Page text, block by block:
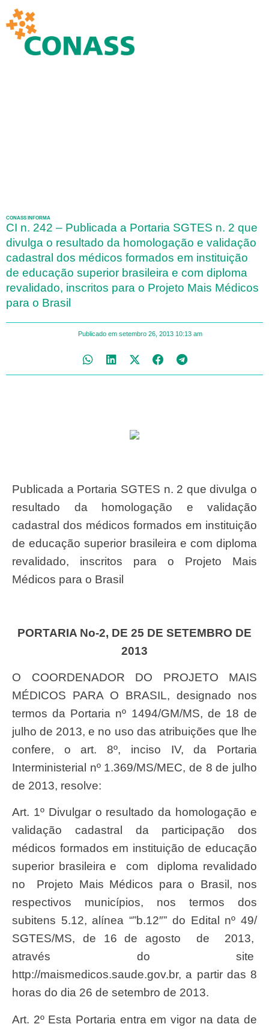
CONASS INFORMA
CI n. 242 – Publicada a Portaria SGTES n. 2 que
divulga o resultado da homologação e validação
cadastral dos médicos formados em instituição
de educação superior brasileira e com diploma
revalidado, inscritos para o Projeto Mais Médicos
para o Brasil
Publicado em setembro 26, 2013 10:13 am
Publicada a Portaria SGTES n. 2 que divulga o
resultado da homologação e validação
cadastral dos médicos formados em instituição
de educação superior brasileira e com diploma
revalidado, inscritos para o Projeto Mais
Médicos para o Brasil
PORTARIA No-2, DE 25 DE SETEMBRO DE
2013
O COORDENADOR DO PROJETO MAIS
MÉDICOS PARA O BRASIL, designado nos
termos da Portaria nº 1494/GM/MS, de 18 de
julho de 2013, e no uso das atribuições que lhe
confere, o art. 8º, inciso IV, da Portaria
Interministerial nº 1.369/MS/MEC, de 8 de julho
de 2013, resolve:
Art. 1º Divulgar o resultado da homologação e
validação cadastral da participação dos
médicos formados em instituição de educação
superior brasileira e com diploma revalidado
no Projeto Mais Médicos para o Brasil, nos
respectivos municípios, nos termos dos
subitens 5.12, alínea “”b.12″” do Edital nº 49/
SGTES/MS, de 16 de agosto de 2013,
através do site
http://maismedicos.saude.gov.br, a partir das 8
horas do dia 26 de setembro de 2013.
Art. 2º Esta Portaria entra em vigor na data de